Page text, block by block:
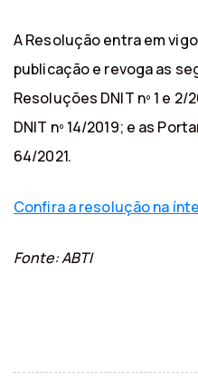
A Resolução entra em
publicação e revoga as
Resoluções DNIT nº 1 e
DNIT nº 14/2019; e as
64/2021.
Confira a resolução na
Fonte: ABTI